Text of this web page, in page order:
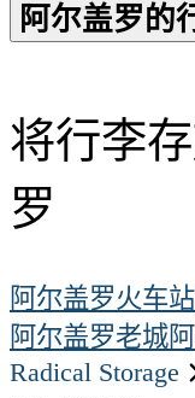
阿尔盖罗的
将行李
罗
阿尔盖罗火车站
阿尔盖罗老城
Radical Storage